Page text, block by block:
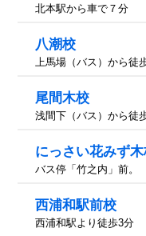
北本駅から車で７分
八潮校
上馬場（バス）から徒
尾間木校
浅間下（バス）から徒
にっさい花みず
バス停「竹之内」前。
西浦和駅前校
西浦和駅より徒歩3分